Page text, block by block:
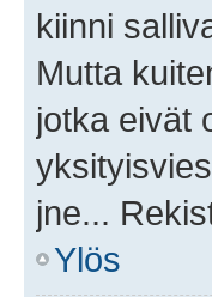
kiinni
Mutta
jotka eivät
jne...
Ylös